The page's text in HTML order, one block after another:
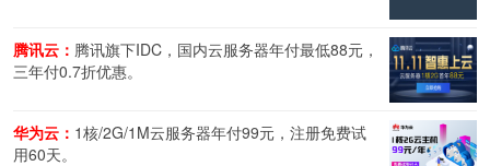
腾讯云： 腾讯旗下IDC，国内云服务器年付最低88元，
三年付0.7折优惠。
华为云： 1核/2G/1M云服务器年付99元，注册免费试
用60天。